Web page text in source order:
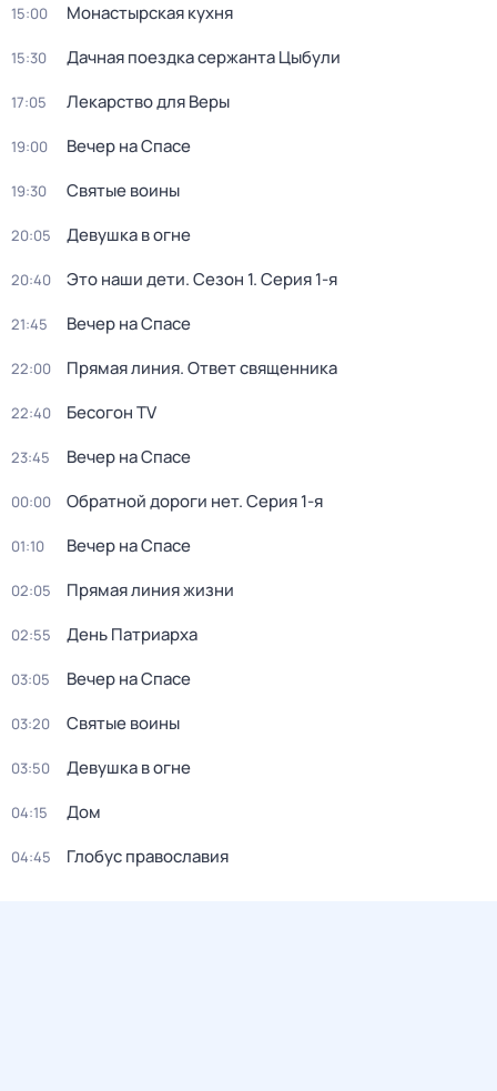
15:00 Монастырская кухня
15:30 Дачная поездка сержанта Цыбули
17:05 Лекарство для Веры
19:00 Вечер на Спасе
19:30 Святые воины
20:05 Девушка в огне
20:40 Это наши дети. Сезон 1. Серия 1-я
21:45 Вечер на Спасе
22:00 Прямая линия. Ответ священника
22:40 Бесогон TV
23:45 Вечер на Спасе
00:00 Обратной дороги нет. Серия 1-я
01:10 Вечер на Спасе
02:05 Прямая линия жизни
02:55 День Патриарха
03:05 Вечер на Спасе
03:20 Святые воины
03:50 Девушка в огне
04:15 Дом
04:45 Глобус православия